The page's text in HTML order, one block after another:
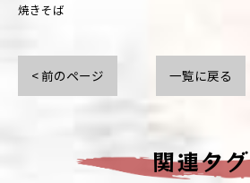
焼きそば
< 前のページ 一覧に戻る
関連タグ